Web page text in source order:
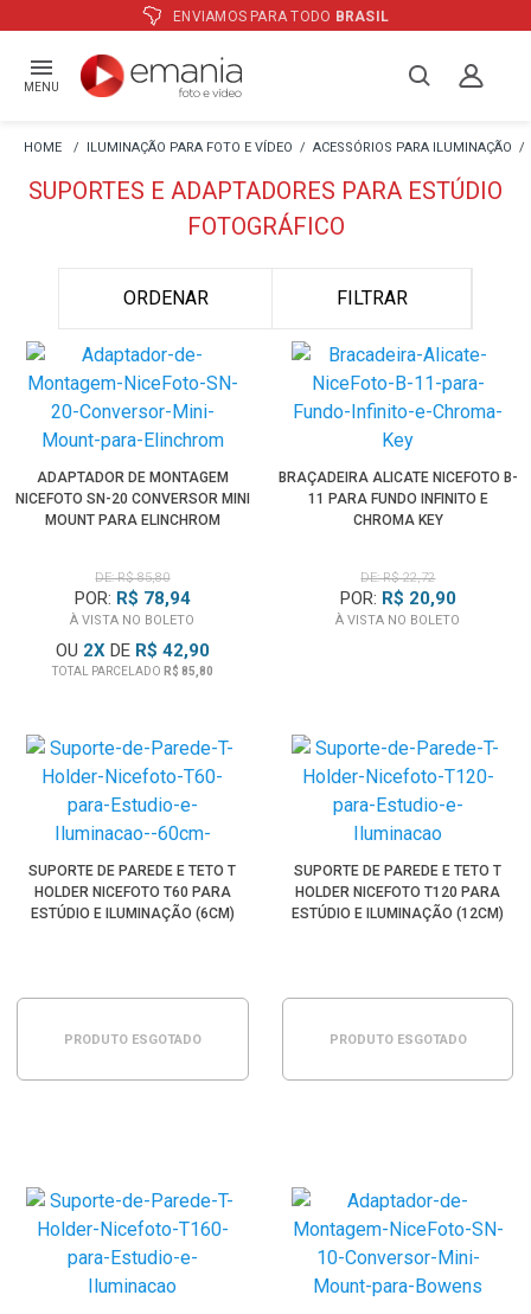
ENVIAMOS PARA TODOBRASIL
MENU
ILUMINAÇÃO PARA FOTO E VÍDEO ACESSÓRIOS PARA ILUMINAÇÃO
SUPORTES E ADAPTADORES PARA ESTÚDIO
FOTOGRÁFICO
ORDENAR FILTRAR
ADAPTADOR DE MONTAGEM
NICEFOTO SN-20 CONVERSOR MINI
MOUNT PARA ELINCHROM
DE: R$ 85,80
POR: R$ 78,94
À VISTA NO BOLETO
OU 2XDE R$ 42,90
TOTAL PARCELADO R$ 85,80
BRAÇADEIRA ALICATE NICEFOTO B-
11 PARA FUNDO INFINITO E
CHROMA KEY
DE: R$ 22,72
POR: R$ 20,90
À VISTA NO BOLETO
SUPORTE DE PAREDE E TETO T
HOLDER NICEFOTO T60 PARA
ESTÚDIO E ILUMINAÇÃO (6CM)
PRODUTO ESGOTADO
SUPORTE DE PAREDE E TETO T
HOLDER NICEFOTO T120 PARA
ESTÚDIO E ILUMINAÇÃO (12CM)
PRODUTO ESGOTADO